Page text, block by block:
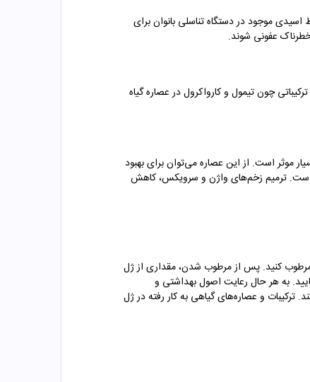
موجود در دستگاه تناسلی بانوان برای
عفونی شوند.
چون تیمول و کارواکرول در عصاره گیاه
موثر است. از این عصاره می‌توان برای بهبود
است. ترمیم زخم‌های واژن و سرویکس، کاهش
کنید. پس از مرطوب شدن، مقداری از ژل
به هر حال رعایت اصول بهداشتی و
و عصاره‌های گیاهی به کار رفته در ژل